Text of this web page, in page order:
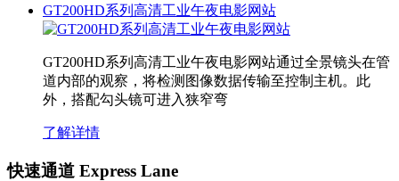
GT200HD系列高清工业午夜电影网站
GT200HD系列高清工业午夜电影网站通过全景镜头在管
道内部的观察，将检测图像数据传输至控制主机。此
外，搭配勾头镜可进入狭窄弯
了解详情
快速通道 Express Lane